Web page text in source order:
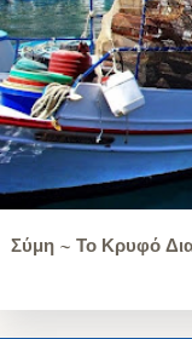
Σύμη ~ Το Κρυφό